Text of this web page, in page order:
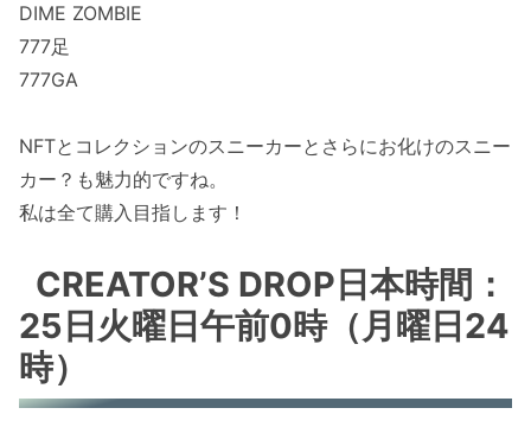
DIME ZOMBIE
777足
777GA
NFTとコレクションのスニーカーとさらにお化けのスニー
カー？も魅力的ですね。
私は全て購入目指します！
CREATOR’S DROP日本時間：
25日火曜日午前0時（月曜日24
時）